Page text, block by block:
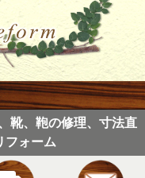
靴、鞄の修理、寸法直
フォーム